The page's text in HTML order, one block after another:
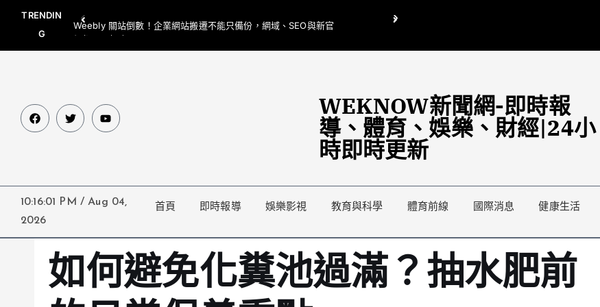
TRENDIN
G
Weebly 關站倒數！企業網站搬遷不能只備份，網域、SEO與新官
網都要一起處理
翁曉玲喊刪陸委會1295萬媒宣費惹議 梁文傑回「只能靠嘴巴」
WEKNOW新聞網-即時報
導、體育、娛樂、財經|24小
時即時更新
10:16:02 PM / Aug 04,
2026
首頁 即時報導 娛樂影視 教育與科學 體育前線 國際消息 健康生活
如何避免化糞池過滿？抽水肥前